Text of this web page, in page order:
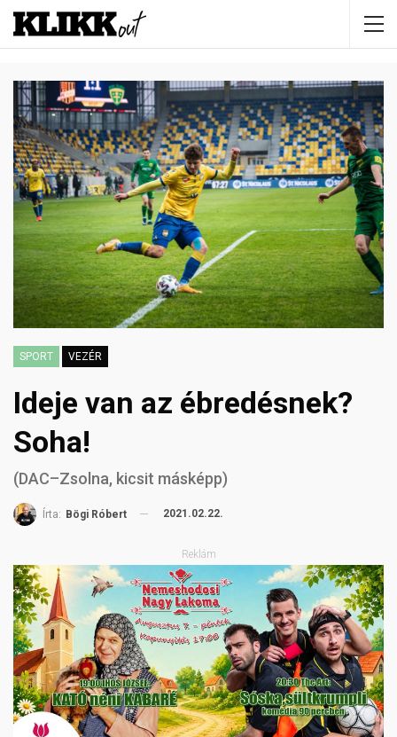
SPORT VEZÉR
Ideje van az ébredésnek?
Soha!
(DAC–Zsolna, kicsit másképp)
Írta: Bögi Róbert 2021.02.22.
Reklám